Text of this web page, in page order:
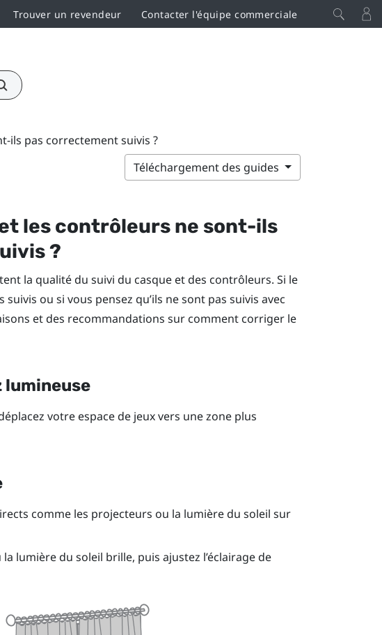
Trouver un revendeur Contacter l'équipe commerciale
ils pas correctement suivis ?
Téléchargement des guides
les contrôleurs ne sont-ils
?
la qualité du suivi du casque et des contrôleurs. Si le
ou si vous pensez qu’ils ne sont pas suivis avec
et des recommandations sur comment corriger le
lumineuse
votre espace de jeux vers une zone plus
comme les projecteurs ou la lumière du soleil sur
lumière du soleil brille, puis ajustez l’éclairage de